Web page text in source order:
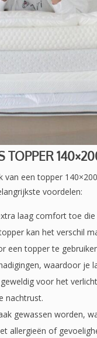
TOPPER
een topper
voordelen:
laag comfort toe
kan het verschil
een topper te
waardoor je
voor het
nachtrust.
gewassen worden,
allergieën of